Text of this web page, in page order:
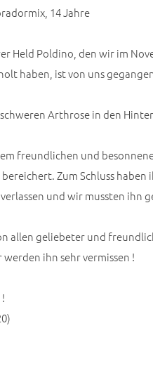
14 Jahre
Held Poldino, den wir im
haben, ist von uns
Arthrose in den
freundlichen und
Zum Schluss haben
und wir mussten ihn
allen geliebeter und
ihn sehr vermissen !